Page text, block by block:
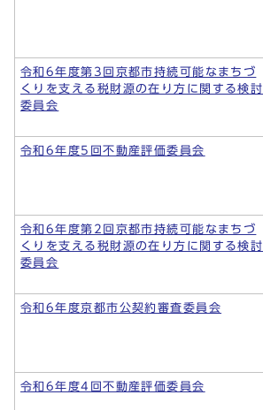
令和6年度第3回京都市持続可能なまちづ
くりを支える税財源の在り方に関する検討
委員会
令和6年度5回不動産評価委員会
令和6年度第2回京都市持続可能なまちづ
くりを支える税財源の在り方に関する検討
委員会
令和6年度京都市公契約審査委員会
令和6年度4回不動産評価委員会